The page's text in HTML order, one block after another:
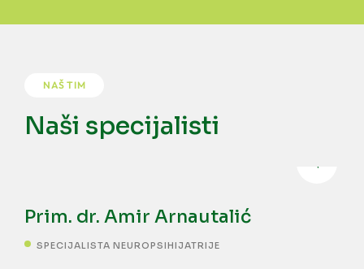
NAŠ TIM
Naši specijalisti
SPECIJALISTA NEUROPSIHIJATRIJE
Prim. dr. Amir Arnautalić